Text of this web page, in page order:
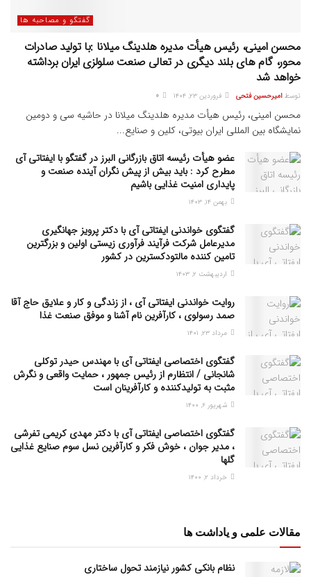
گفتگو و مصاحبه ها
محسن امینی، رئیس هیأت مدیره هلدینگ میلانا :با تولید صادرات
محور، گام های بلند دیگری در تعالی صنعت سلولزی ایران برداشته
خواهد شد
توسط امیرحسین فتحی فروردین ۲۳, ۱۴۰۴
محسن امینی، رئیس هیأت مدیره هلدینگ میلانا در حاشیه سی و دومین
نمایشگاه بین المللی ایران بیوتی، کلین و صنایع...
عضو هیأت رئیسه اتاق بازرگانی البرز در گفتگو با ایفتاتی آی
مطرح کرد : باید بیش از پیش نگران آینده صنعت و
پایداری امنیت غذایی باشیم
بهمن ۱۴, ۱۴۰۳
گفتگوی خواندنی ایفتاتی آی با دکتر پرویز جهانگیری
مدیرعامل شرکت فرآیند فرآوری زیستی اولین و بزرگترین
تامین کننده مالتودکسترین در کشور
اردیبهشت ۲, ۱۴۰۳
روایت خواندنی ایفتاتی آی ، از زندگی و کار و علایق حاج آقا
صمد رسولوی ، کارآفرین نام آشنا و موفق صنعت غذا
مرداد ۲۳, ۱۴۰۱
گفتگوی اختصاصی ایفتاتی آی با مهندس حیدر توکلی
شانجانی / انتظارم از رئیس جمهور ، حمایت واقعی و نگرش
مثبت به تولیدکننده و کارآفرینان است
شهریور ۶, ۱۴۰۰
گفتگوی اختصاصی ایفتاتی آی با دکتر مهدی کریمی تفرشی
، مدیر جوان ، خوش فکر و کارآفرین نسل سوم صنایع غذایی
گلها
خرداد ۲, ۱۴۰۰
مقالات علمی و یاداشت ها
نظام بانکی کشور نیازمند تحول ساختاری